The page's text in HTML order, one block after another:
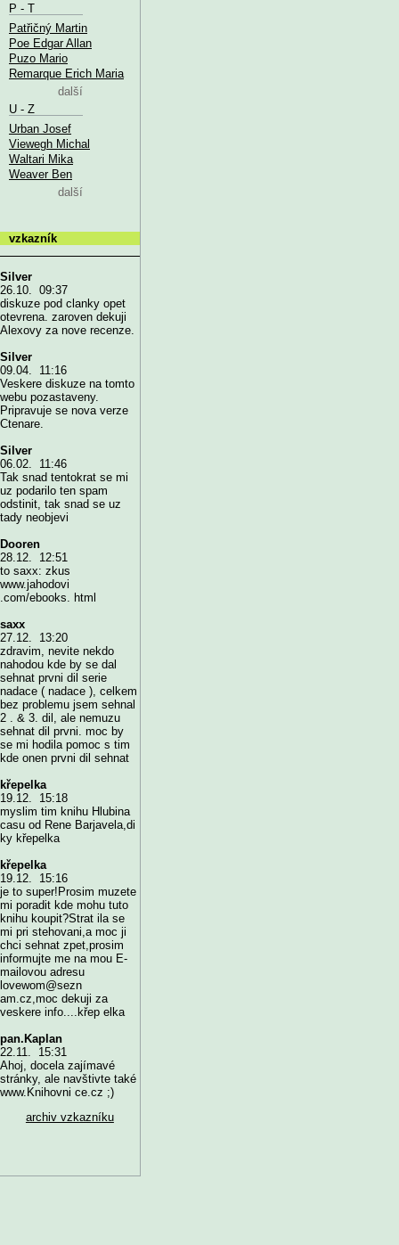
P - T
Patřičný Martin
Poe Edgar Allan
Puzo Mario
Remarque Erich Maria
další
U - Z
Urban Josef
Viewegh Michal
Waltari Mika
Weaver Ben
další
vzkazník
Silver
26.10. 09:37
diskuze pod clanky opet
otevrena. zaroven dekuji
Alexovy za nove recenze.
Silver
09.04. 11:16
Veskere diskuze na tomto
webu pozastaveny.
Pripravuje se nova verze
Ctenare.
Silver
06.02. 11:46
Tak snad tentokrat se mi
uz podarilo ten spam
odstinit, tak snad se uz
tady neobjevi
Dooren
28.12. 12:51
to saxx: zkus
www.jahodovi
.com/ebooks. html
saxx
27.12. 13:20
zdravim, nevite nekdo
nahodou kde by se dal
sehnat prvni dil serie
nadace ( nadace ), celkem
bez problemu jsem sehnal
2 . & 3. dil, ale nemuzu
sehnat dil prvni. moc by
se mi hodila pomoc s tim
kde onen prvni dil sehnat
křepelka
19.12. 15:18
myslim tim knihu Hlubina
casu od Rene Barjavela,di
ky křepelka
křepelka
19.12. 15:16
je to super!Prosim muzete
mi poradit kde mohu tuto
knihu koupit?Strat ila se
mi pri stehovani,a moc ji
chci sehnat zpet,prosim
informujte me na mou E-
mailovou adresu
lovewom@sezn
am.cz,moc dekuji za
veskere info....křep elka
pan.Kaplan
22.11. 15:31
Ahoj, docela zajímavé
stránky, ale navštivte také
www.Knihovni ce.cz ;)
archiv vzkazníku